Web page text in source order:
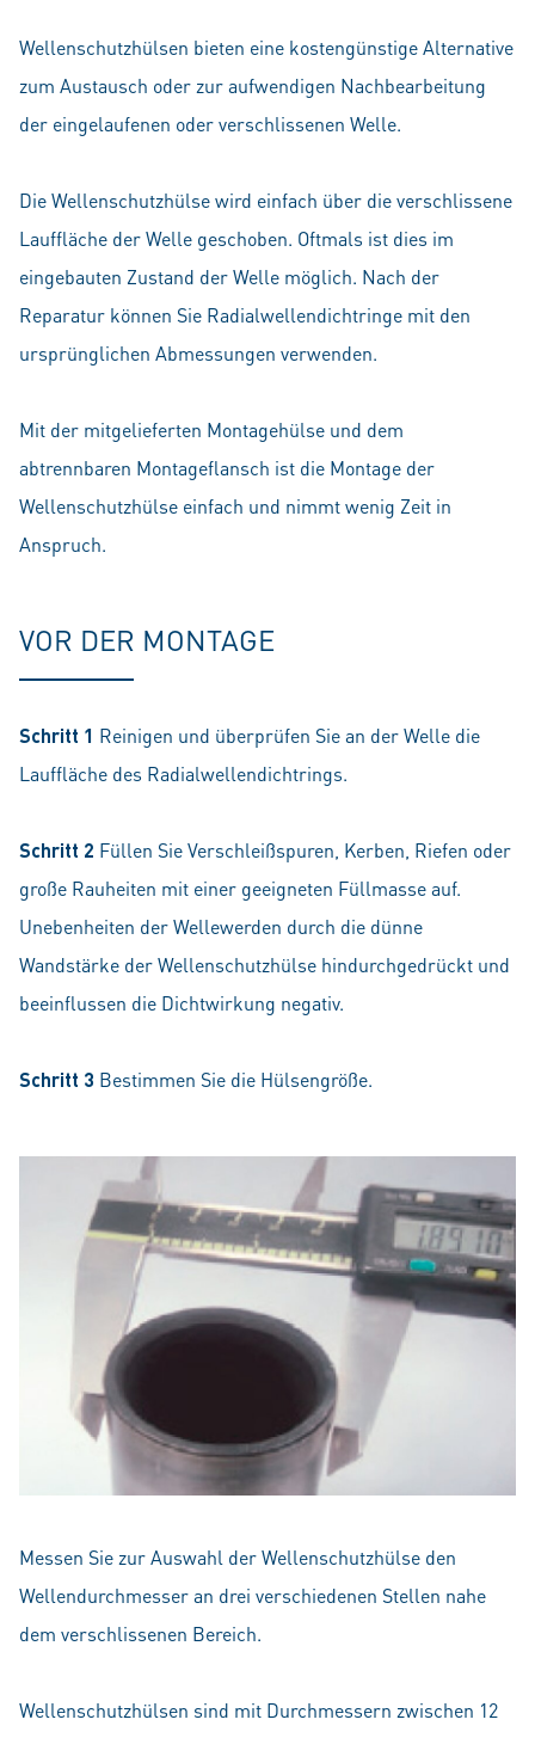
Wellenschutzhülsen bieten eine kostengünstige Alternative
zum Austausch oder zur aufwendigen Nachbearbeitung
der eingelaufenen oder verschlissenen Welle.
Die Wellenschutzhülse wird einfach über die verschlissene
Lauffläche der Welle geschoben. Oftmals ist dies im
eingebauten Zustand der Welle möglich. Nach der
Reparatur können Sie Radialwellendichtringe mit den
ursprünglichen Abmessungen verwenden.
Mit der mitgelieferten Montagehülse und dem
abtrennbaren Montageflansch ist die Montage der
Wellenschutzhülse einfach und nimmt wenig Zeit in
Anspruch.
VOR DER MONTAGE
Schritt 1 Reinigen und überprüfen Sie an der Welle die
Lauffläche des Radialwellendichtrings.
Schritt 2 Füllen Sie Verschleißspuren, Kerben, Riefen oder
große Rauheiten mit einer geeigneten Füllmasse auf.
Unebenheiten der Wellewerden durch die dünne
Wandstärke der Wellenschutzhülse hindurchgedrückt und
beeinflussen die Dichtwirkung negativ.
Schritt 3 Bestimmen Sie die Hülsengröße.
Messen Sie zur Auswahl der Wellenschutzhülse den
Wellendurchmesser an drei verschiedenen Stellen nahe
dem verschlissenen Bereich.
Wellenschutzhülsen sind mit Durchmessern zwischen 12